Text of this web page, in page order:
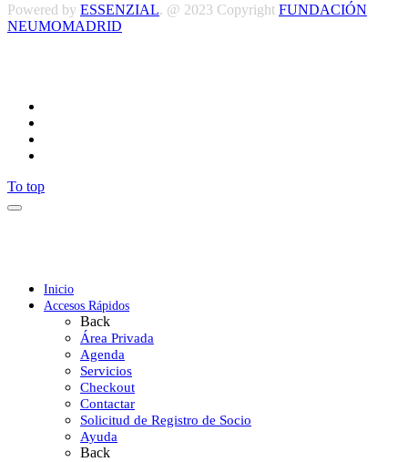
Powered by ESSENZIAL. @ 2023 Copyright FUNDACIÓN
NEUMOMADRID
To top
Inicio
Accesos Rápidos
Back
Área Privada
Agenda
Servicios
Checkout
Contactar
Solicitud de Registro de Socio
Ayuda
Back